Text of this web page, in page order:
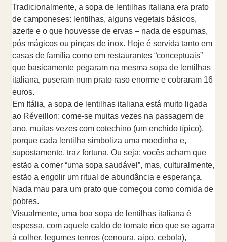
Tradicionalmente, a sopa de lentilhas italiana era prato
de camponeses: lentilhas, alguns vegetais básicos,
azeite e o que houvesse de ervas – nada de espumas,
pós mágicos ou pinças de inox. Hoje é servida tanto em
casas de família como em restaurantes “conceptuais”
que basicamente pegaram na mesma sopa de lentilhas
italiana, puseram num prato raso enorme e cobraram 16
euros.
Em Itália, a sopa de lentilhas italiana está muito ligada
ao Réveillon: come-se muitas vezes na passagem de
ano, muitas vezes com cotechino (um enchido típico),
porque cada lentilha simboliza uma moedinha e,
supostamente, traz fortuna. Ou seja: vocês acham que
estão a comer “uma sopa saudável”, mas, culturalmente,
estão a engolir um ritual de abundância e esperança.
Nada mau para um prato que começou como comida de
pobres.
Visualmente, uma boa sopa de lentilhas italiana é
espessa, com aquele caldo de tomate rico que se agarra
à colher, legumes tenros (cenoura, aipo, cebola),